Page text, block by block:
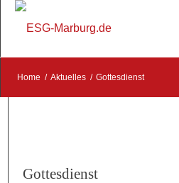
Home / Aktuelles / Gottesdienst
Gottesdienst